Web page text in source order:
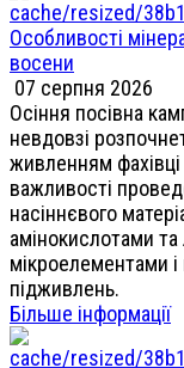
Особливості
восени
07 серпня 2026
Осіння посівна
невдовзі
живленням фахівці
важливості
насіннєвого
амінокислотами
мікроелементами
підживлень.
Більше інформації